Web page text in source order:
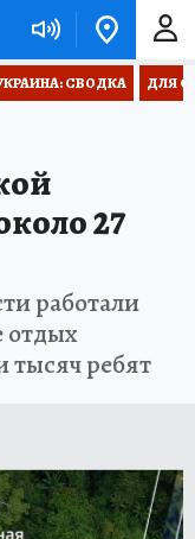
СВОДКА ДЛЯ
27
работали
отдых
тысяч ребят